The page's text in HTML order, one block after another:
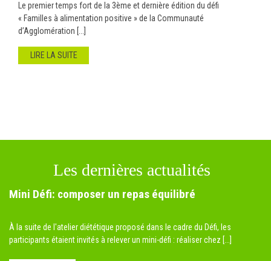
Le premier temps fort de la 3ème et dernière édition du défi
« Familles à alimentation positive » de la Communauté
d’Agglomération [...]
LIRE LA SUITE
Les dernières actualités
Mini Défi: composer un repas équilibré
À la suite de l'atelier diététique proposé dans le cadre du Défi, les
participants étaient invités à relever un mini-défi : réaliser chez [...]